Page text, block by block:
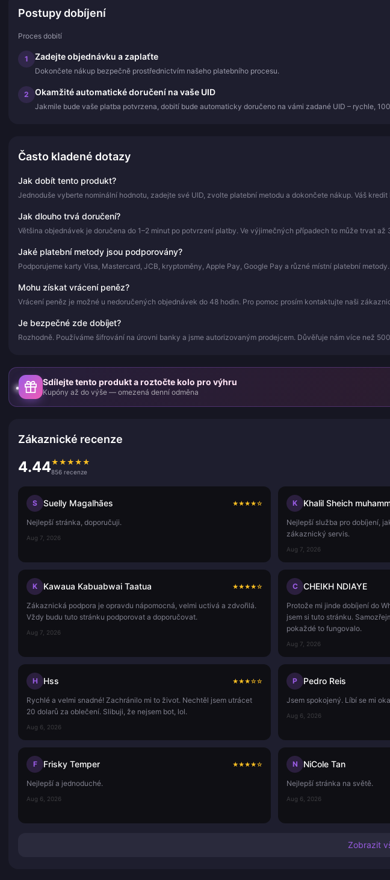
Postupy dobíjení
Proces dobití
1 Zadejte objednávku a zaplaťte
Dokončete nákup bezpečně prostřednictvím našeho platebního procesu.
2 Okamžité automatické doručení na vaše UID
Jakmile bude vaše platba potvrzena, dobití bude automaticky doručeno na vámi zadané UID – rychle,
Často kladené dotazy
Jak dobít tento produkt?
Jednoduše vyberte nominální hodnotu, zadejte své UID, zvolte platební metodu a dokončete nákup. Váš
Jak dlouho trvá doručení?
Většina objednávek je doručena do 1–2 minut po potvrzení platby. Ve výjimečných případech to může trvat až
Jaké platební metody jsou podporovány?
Podporujeme karty Visa, Mastercard, JCB, kryptoměny, Apple Pay, Google Pay a různé místní platební metody.
Mohu získat vrácení peněz?
Vrácení peněz je možné u nedoručených objednávek do 48 hodin. Pro pomoc prosím kontaktujte naši
Je bezpečné zde dobíjet?
Rozhodně. Používáme šifrování na úrovni banky a jsme autorizovaným prodejcem. Důvěřuje nám více než
Sdílejte tento produkt a roztočte kolo pro výhru
Kupóny až do výše — omezená denní odměna
Zákaznické recenze
4.44★ ★ ★ ★ ★
856 recenze
S Suelly Magalhães ★★★★☆
Nejlepší stránka, doporučuji.
Aug 7, 2026
K Khalil Sheich
Nejlepší služba pro dobíjení,
zákaznický servis.
Aug 7, 2026
K Kawaua Kabuabwai Taatua ★★★★☆
Zákaznická podpora je opravdu nápomocná, velmi uctivá a zdvořilá.
Vždy budu tuto stránku podporovat a doporučovat.
Aug 7, 2026
C CHEIKH NDIAYE
Protože mi jinde dobíjení do
jsem si tuto stránku.
pokaždé to fungovalo.
Aug 7, 2026
H Hss ★★★☆☆
Rychlé a velmi snadné! Zachránilo mi to život. Nechtěl jsem utrácet
20 dolarů za oblečení. Slibuji, že nejsem bot, lol.
Aug 6, 2026
P Pedro Reis
Jsem spokojený. Líbí se mi
Aug 6, 2026
F Frisky Temper ★★★★☆
Nejlepší a jednoduché.
Aug 6, 2026
N NiCole Tan
Nejlepší stránka na světě.
Aug 6, 2026
Zobrazit